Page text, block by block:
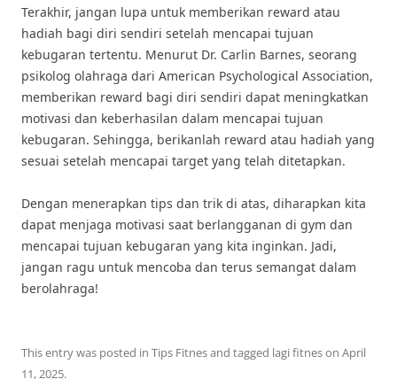
Terakhir, jangan lupa untuk memberikan reward atau
hadiah bagi diri sendiri setelah mencapai tujuan
kebugaran tertentu. Menurut Dr. Carlin Barnes, seorang
psikolog olahraga dari American Psychological Association,
memberikan reward bagi diri sendiri dapat meningkatkan
motivasi dan keberhasilan dalam mencapai tujuan
kebugaran. Sehingga, berikanlah reward atau hadiah yang
sesuai setelah mencapai target yang telah ditetapkan.
Dengan menerapkan tips dan trik di atas, diharapkan kita
dapat menjaga motivasi saat berlangganan di gym dan
mencapai tujuan kebugaran yang kita inginkan. Jadi,
jangan ragu untuk mencoba dan terus semangat dalam
berolahraga!
This entry was posted in Tips Fitnesand tagged lagi fitneson April
11, 2025.